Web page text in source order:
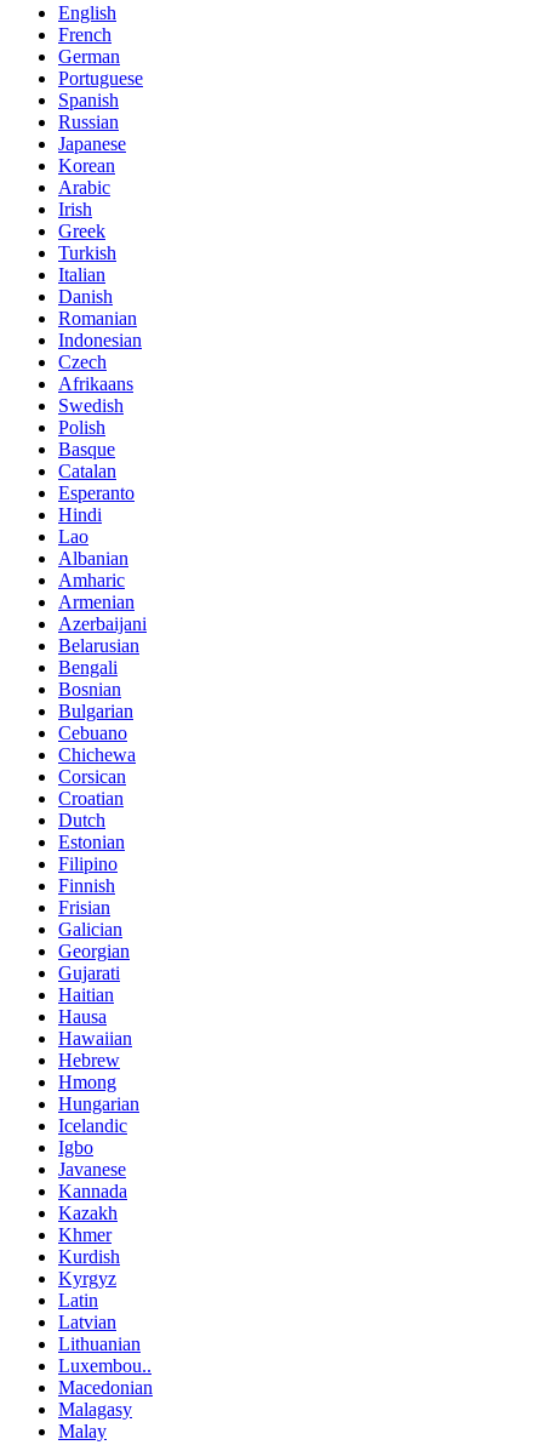
English
French
German
Portuguese
Spanish
Russian
Japanese
Korean
Arabic
Irish
Greek
Turkish
Italian
Danish
Romanian
Indonesian
Czech
Afrikaans
Swedish
Polish
Basque
Catalan
Esperanto
Hindi
Lao
Albanian
Amharic
Armenian
Azerbaijani
Belarusian
Bengali
Bosnian
Bulgarian
Cebuano
Chichewa
Corsican
Croatian
Dutch
Estonian
Filipino
Finnish
Frisian
Galician
Georgian
Gujarati
Haitian
Hausa
Hawaiian
Hebrew
Hmong
Hungarian
Icelandic
Igbo
Javanese
Kannada
Kazakh
Khmer
Kurdish
Kyrgyz
Latin
Latvian
Lithuanian
Luxembou..
Macedonian
Malagasy
Malay